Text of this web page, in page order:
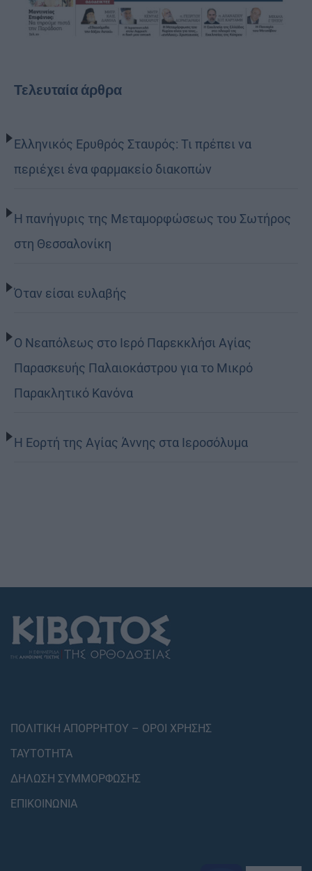
Τελευταία άρθρα
Ελληνικός Ερυθρός Σταυρός: Τι πρέπει να
περιέχει ένα φαρμακείο διακοπών
Η πανήγυρις της Μεταμορφώσεως του Σωτήρος
στη Θεσσαλονίκη
Όταν είσαι ευλαβής
Ο Νεαπόλεως στο Ιερό Παρεκκλήσι Αγίας
Παρασκευής Παλαιοκάστρου για το Μικρό
Παρακλητικό Κανόνα
Η Εορτή της Αγίας Άννης στα Ιεροσόλυμα
ΠΟΛΙΤΙΚΗ ΑΠΟΡΡΗΤΟΥ – ΟΡΟΙ ΧΡΗΣΗΣ
ΤΑΥΤΟΤΗΤΑ
ΔΗΛΩΣΗ ΣΥΜΜΟΡΦΩΣΗΣ
ΕΠΙΚΟΙΝΩΝΙΑ